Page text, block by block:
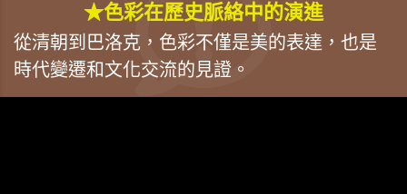
★色彩在歷史脈絡中的演進
從清朝到巴洛克，色彩不僅是美的表達，也是
時代變遷和文化交流的見證。